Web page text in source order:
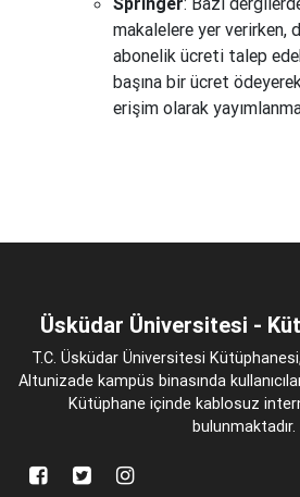
makalelere yer verirken,
abonelik ücreti talep
başına bir ücret
erişim olarak
Üsküdar Üniversitesi -
T.C. Üsküdar Üniversitesi
Altunizade kampüs binasında
Kütüphane içinde kablosuz
bulunmaktadır.